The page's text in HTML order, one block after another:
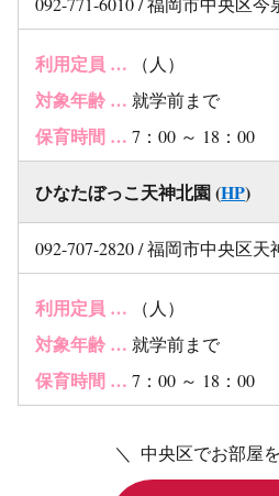
利用定員 … （人）
対象年齢 … 就学前まで
保育時間 … 7：00 ～ 18：00
ひなたぼっこ天神北園 (HP)
092-707-2820 / 福岡市中央区天
利用定員 … （人）
対象年齢 … 就学前まで
保育時間 … 7：00 ～ 18：00
＼ 中央区でお部屋